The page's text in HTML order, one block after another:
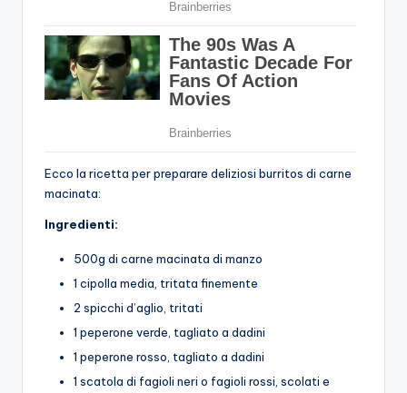
Ecco la ricetta per preparare deliziosi burritos di carne
macinata:
Ingredienti:
500g di carne macinata di manzo
1 cipolla media, tritata finemente
2 spicchi d’aglio, tritati
1 peperone verde, tagliato a dadini
1 peperone rosso, tagliato a dadini
1 scatola di fagioli neri o fagioli rossi, scolati e